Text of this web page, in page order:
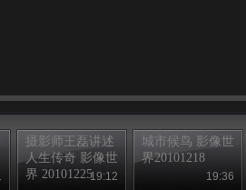
摄影师王磊讲述
人生传奇 影像世
界 2010122519:12
城市候鸟 影像世
界20101218
19:36